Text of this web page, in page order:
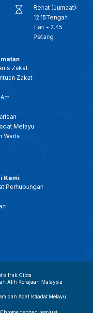
Rehat (Jumaat):
12.15Tengah
Hari - 2.45
Petang
Zakat
Zakat
Melayu
Warta
Kami
Perhubungan
Hak Cipta
Alih Kerajaan Malaysia
dan Adat Istiadat Melayu